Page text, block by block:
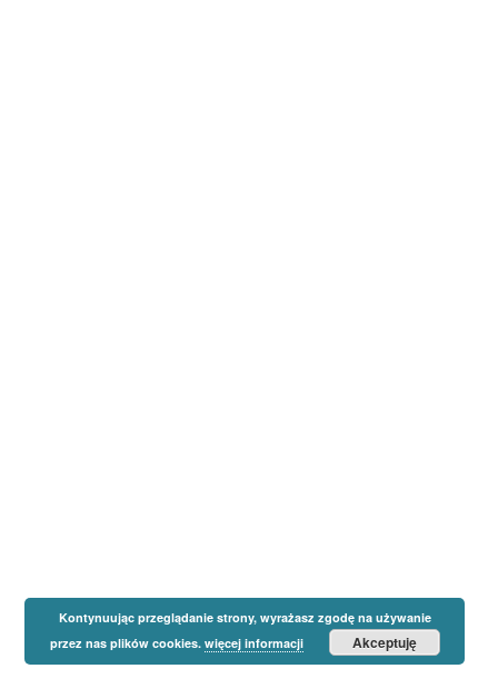
Kontynuując przeglądanie strony, wyrażasz zgodę na używanie
przez nas plików cookies. więcej informacji Akceptuję